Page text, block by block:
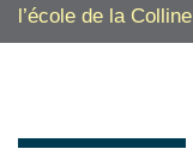
l’école de la Colline